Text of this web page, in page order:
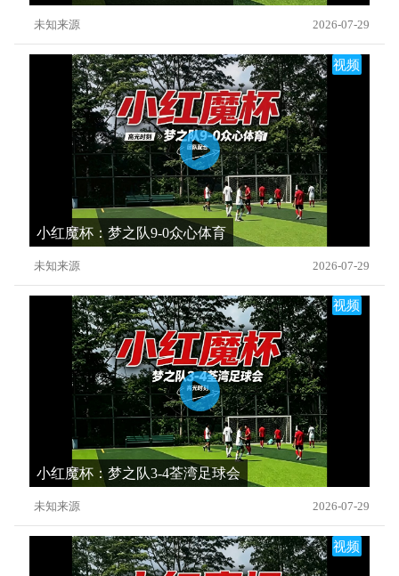
未知来源 2026-07-29
视频
小红魔杯：梦之队9-0众心体育
未知来源 2026-07-29
视频
小红魔杯：梦之队3-4荃湾足球会
未知来源 2026-07-29
视频